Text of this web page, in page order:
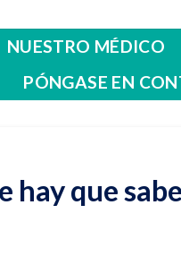
NUESTRO MÉDICO
PÓNGASE EN
hay que